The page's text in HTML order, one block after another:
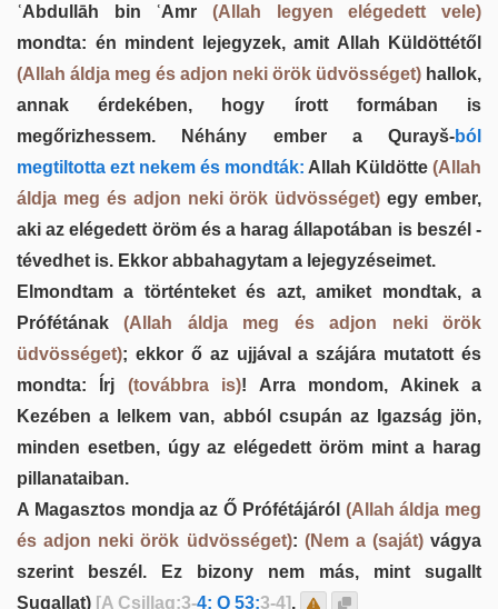
ʿAbdullāh bin ʿAmr (Allah legyen elégedett vele)
mondta: én mindent lejegyzek, amit Allah Küldöttétől
(Allah áldja meg és adjon neki örök üdvösséget) hallok,
annak érdekében, hogy írott formában is
megőrizhessem. Néhány ember a Qurayš-ból
megtiltotta ezt nekem és mondták: Allah Küldötte (Allah
áldja meg és adjon neki örök üdvösséget) egy ember,
aki az elégedett öröm és a harag állapotában is beszél -
tévedhet is. Ekkor abbahagytam a lejegyzéseimet.
Elmondtam a történteket és azt, amiket mondtak, a
Prófétának(Allah áldja meg és adjon neki örök
üdvösséget); ekkor ő az ujjával a szájára mutatott és
mondta: Írj (továbbra is)! Arra mondom, Akinek a
Kezében a lelkem van, abból csupán az Igazság jön,
minden esetben, úgy az elégedett öröm mint a harag
pillanataiban.
A Magasztos mondja az Ő Prófétájáról (Allah áldja meg
és adjon neki örök üdvösséget): (Nem a (saját)vágya
szerint beszél. Ez bizony nem más, mint sugallt
Sugallat) [A Csillag:3-4; Q 53:3-4].